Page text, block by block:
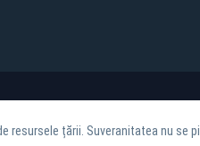
resursele țării. Suveranitatea nu se